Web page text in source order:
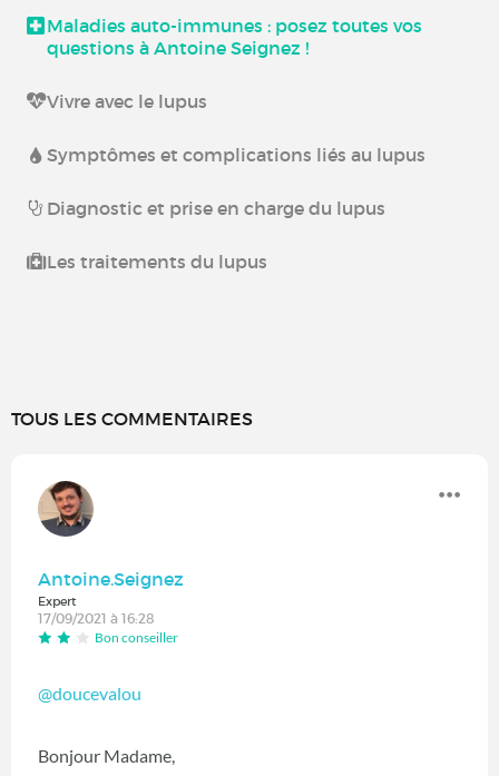
Maladies auto-immunes : posez toutes vos
questions à Antoine Seignez !
Vivre avec le lupus
Symptômes et complications liés au lupus
Diagnostic et prise en charge du lupus
Les traitements du lupus
TOUS LES COMMENTAIRES
Antoine.Seignez
Expert
17/09/2021 à 16:28
Bon conseiller
@doucevalou
Bonjour Madame,